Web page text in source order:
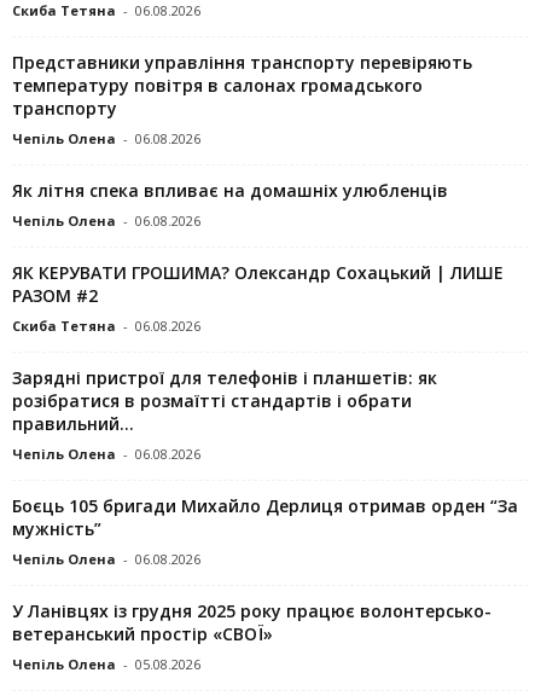
Скиба Тетяна - 06.08.2026
Представники управління транспорту перевіряють
температуру повітря в салонах громадського
транспорту
Чепіль Олена - 06.08.2026
Як літня спека впливає на домашніх улюбленців
Чепіль Олена - 06.08.2026
ЯК КЕРУВАТИ ГРОШИМА? Олександр Сохацький | ЛИШЕ
РАЗОМ #2
Скиба Тетяна - 06.08.2026
Зарядні пристрої для телефонів і планшетів: як
розібратися в розмаїтті стандартів і обрати
правильний...
Чепіль Олена - 06.08.2026
Боєць 105 бригади Михайло Дерлиця отримав орден “За
мужність”
Чепіль Олена - 06.08.2026
У Ланівцях із грудня 2025 року працює волонтерсько-
ветеранський простір «СВОЇ»
Чепіль Олена - 05.08.2026